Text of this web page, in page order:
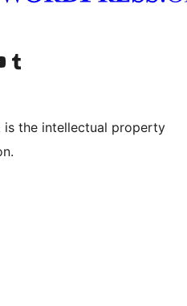
de TikTokcanal de YouTube
Visita nuestra cuenta de Tumblr
is the intellectual property